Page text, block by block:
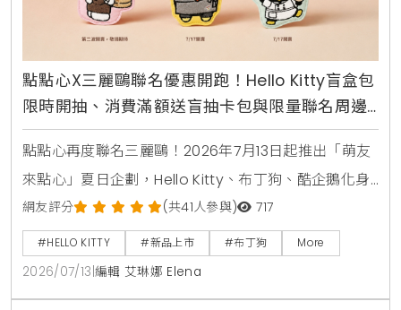
點點心X三麗鷗聯名優惠開跑！Hello Kitty盲盒包
限時開抽、消費滿額送盲抽卡包與限量聯名周邊
攻略
點點心再度聯名三麗鷗！2026年7月13日起推出「萌友
來點心」夏日企劃，Hello Kitty、布丁狗、酷企鵝化身
店長與主廚進駐全台點點心，推出首創美食盲盒豬仔
包、蘋果派西多士等11款限定港點，還有全台8間加碼打
卡門市與MagSafe磁吸手機支架、電繡皮革卡套等限
量周邊等你搶購。
網友評分 (共41人參與) 717
#HELLO KITTY #新品上市 #布丁狗 More
2026/07/13 編輯 艾琳娜 Elena